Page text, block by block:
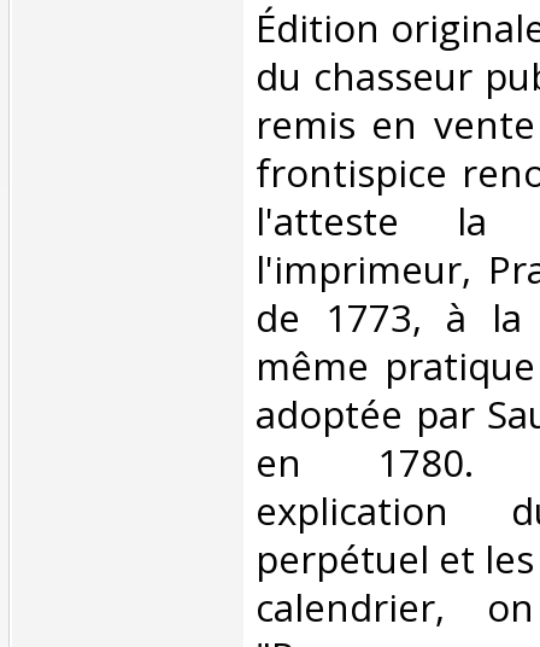
‎Édition
du chasseur
remis en
frontispice
l'atteste la
l'imprimeur,
de 1773, à la
même
adoptée par
en 1780.
explication
perpétuel et
calendrier,